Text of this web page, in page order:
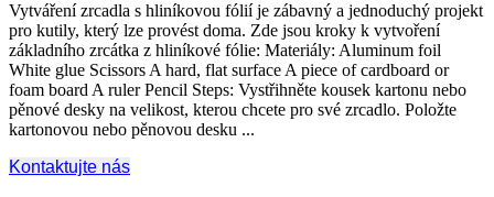
Vytváření zrcadla s hliníkovou fólií je zábavný a jednoduchý projekt
pro kutily, který lze provést doma. Zde jsou kroky k vytvoření
základního zrcátka z hliníkové fólie: Materiály: Aluminum foil
White glue Scissors A hard, flat surface A piece of cardboard or
foam board A ruler Pencil Steps: Vystřihněte kousek kartonu nebo
pěnové desky na velikost, kterou chcete pro své zrcadlo. Položte
kartonovou nebo pěnovou desku ...
Kontaktujte nás